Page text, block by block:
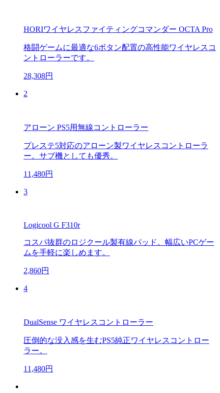
HORIワイヤレスファイティングコマンダー OCTA Pro
格闘ゲームに最適な6ボタン配置の高性能ワイヤレスコ
ントローラーです。
28,308円
2
アローン PS5用無線コントローラー
プレステ5対応のアローン製ワイヤレスコントローラ
ー。サブ機としても優秀。
11,480円
3
Logicool G F310r
コスパ抜群のロジクール製有線パッド。幅広いPCゲー
ムを手軽に楽しめます。
2,860円
4
DualSense ワイヤレスコントローラー
圧倒的な没入感を生むPS5純正ワイヤレスコントロー
ラー。
11,480円